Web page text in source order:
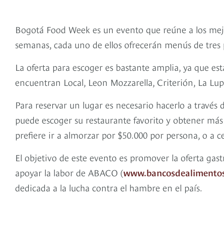
Bogotá Food Week es un evento que reúne a los
semanas, cada uno de ellos ofrecerán menús de
La oferta para escoger es bastante amplia, ya que
encuentran Local, Leon Mozzarella, Criterión, La
Para reservar un lugar es necesario hacerlo a través
puede escoger su restaurante favorito y obtener
prefiere ir a almorzar por $50.000 por persona, o a
El objetivo de este evento es promover la oferta
apoyar la labor de ABACO (
dedicada a la lucha contra el hambre en el país.